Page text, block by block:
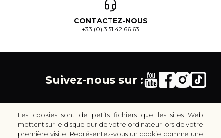
CONTACTEZ-NOUS
+33 (0) 3 51 42 66 63
Suivez-nous sur :
Les cookies sont de petits fichiers que les sites Web
mettent sur le disque dur de votre ordinateur lors de votre
première visite. Représentez-vous un cookie comme une